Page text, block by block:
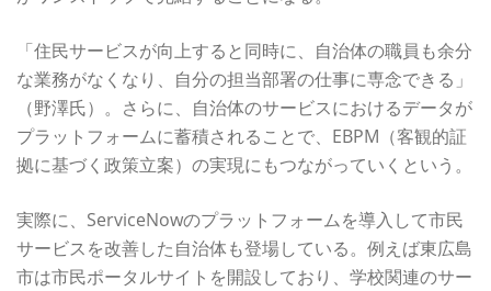
「住民サービスが向上すると同時に、自治体の職員も余分
な業務がなくなり、自分の担当部署の仕事に専念できる」
（野澤氏）。さらに、自治体のサービスにおけるデータが
プラットフォームに蓄積されることで、EBPM（客観的証
拠に基づく政策立案）の実現にもつながっていくという。
実際に、ServiceNowのプラットフォームを導入して市民
サービスを改善した自治体も登場している。例えば東広島
市は市民ポータルサイトを開設しており、学校関連のサー